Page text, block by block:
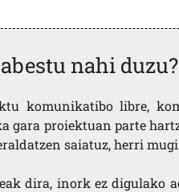
nahi duzu?
komunikatibo libre,
gara proiektuan parte
saiatuz, herri
dira, inork ez digulako